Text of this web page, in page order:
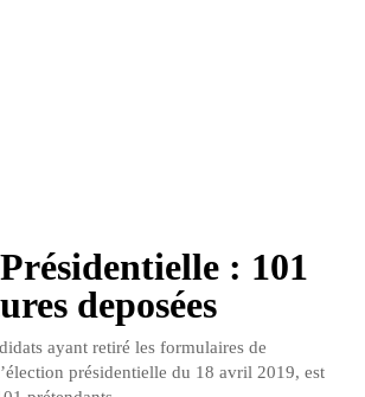
: 101
deposées
ayant retiré les formulaires de
présidentielle du 18 avril 2019, est